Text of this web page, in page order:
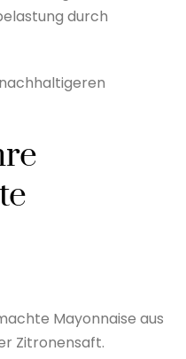
durch
Mayonnaise aus
Zitronensaft.